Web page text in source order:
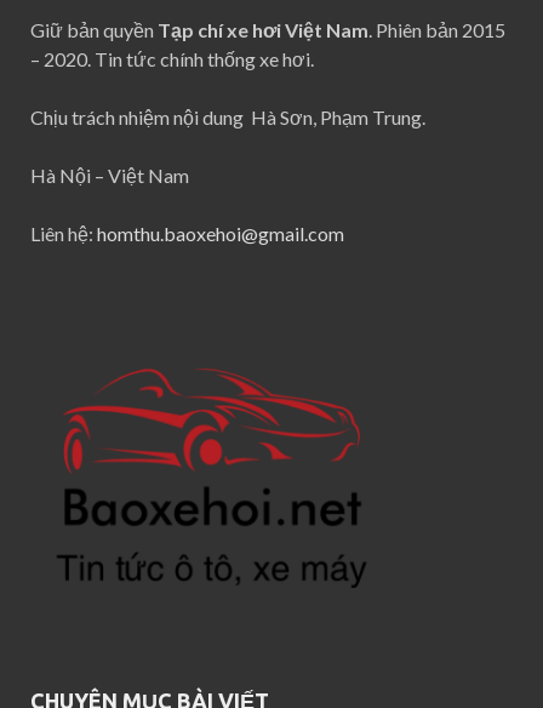
Giữ bản quyền Tạp chí xe hơi Việt Nam . Phiên bản 2015
– 2020. Tin tức chính thống xe hơi.
Chịu trách nhiệm nội dung Hà Sơn, Phạm Trung.
Hà Nội – Việt Nam
Liên hệ: homthu.baoxehoi@gmail.com
CHUYÊN MỤC BÀI VIẾT